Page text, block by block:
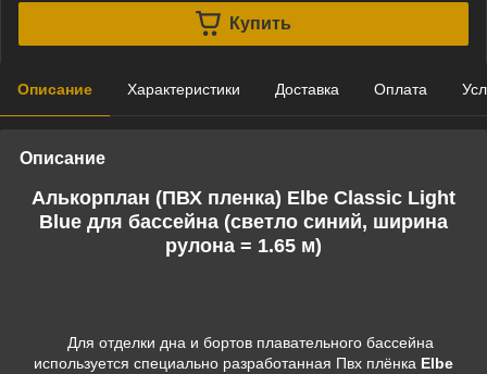
Купить
Описание Характеристики Доставка Оплата
Описание
Алькорплан (ПВХ пленка) Elbe Classic Light
Blue для бассейна (светло синий, ширина
рулона = 1.65 м)
Для отделки дна и бортов плавательного бассейна
используется специально разработанная Пвх плёнка Elbe